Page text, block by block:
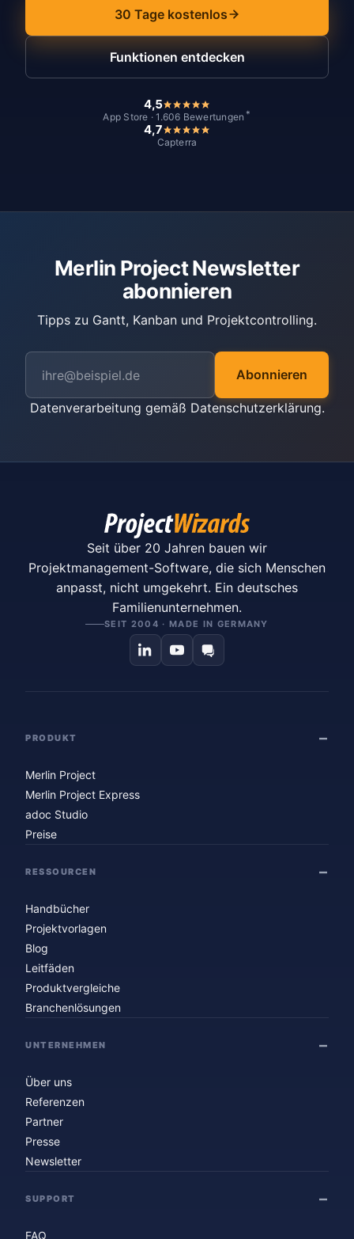
30 Tage kostenlos
Funktionen entdecken
4,5
App Store · 1.606 Bewertungen *
4,7
Capterra
Merlin Project Newsletter
abonnieren
Tipps zu Gantt, Kanban und Projektcontrolling.
Abonnieren
Datenverarbeitung gemäß Datenschutzerklärung.
Seit über 20 Jahren bauen wir
Projektmanagement-Software, die sich Menschen
anpasst, nicht umgekehrt. Ein deutsches
Familienunternehmen.
SEIT 2004 · MADE IN GERMANY
PRODUKT
Merlin Project
Merlin Project Express
adoc Studio
Preise
RESSOURCEN
Handbücher
Projektvorlagen
Blog
Leitfäden
Produktvergleiche
Branchenlösungen
UNTERNEHMEN
Über uns
Referenzen
Partner
Presse
Newsletter
SUPPORT
FAQ